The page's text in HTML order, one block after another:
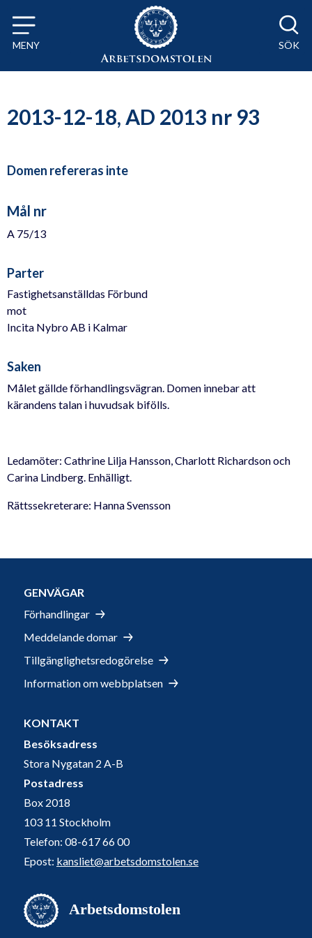
Till innehåll på sidan x
MENY SÖK
2013-12-18, AD 2013 nr 93
Domen refereras inte
Mål nr
A 75/13
Parter
Fastighetsanställdas Förbund
mot
Incita Nybro AB i Kalmar
Saken
Målet gällde förhandlingsvägran. Domen innebar att
kärandens talan i huvudsak bifölls.
Ledamöter: Cathrine Lilja Hansson, Charlott Richardson och
Carina Lindberg. Enhälligt.
Rättssekreterare: Hanna Svensson
GENVÄGAR
Förhandlingar
Meddelande domar
Tillgänglighetsredogörelse
Information om webbplatsen
KONTAKT
Besöksadress
Stora Nygatan 2 A-B
Postadress
Box 2018
103 11 Stockholm
Telefon: 08-617 66 00
Epost: kansliet@arbetsdomstolen.se